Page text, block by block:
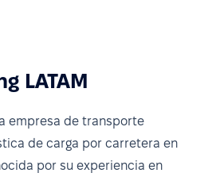
LATAM
empresa de transporte
de carga por carretera en
por su experiencia en